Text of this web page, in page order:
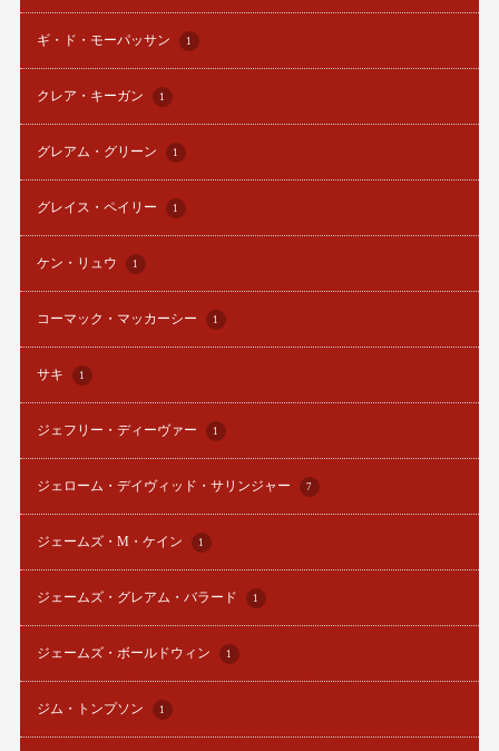
ギ・ド・モーパッサン 1
クレア・キーガン 1
グレアム・グリーン 1
グレイス・ペイリー 1
ケン・リュウ 1
コーマック・マッカーシー 1
サキ 1
ジェフリー・ディーヴァー 1
ジェローム・デイヴィッド・サリンジャー 7
ジェームズ・M・ケイン 1
ジェームズ・グレアム・バラード 1
ジェームズ・ボールドウィン 1
ジム・トンプソン 1